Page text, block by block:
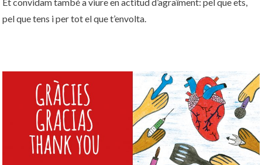
Et convidam també a viure en actitud d’agraïment: pel que ets,
pel que tens i per tot el que t’envolta.